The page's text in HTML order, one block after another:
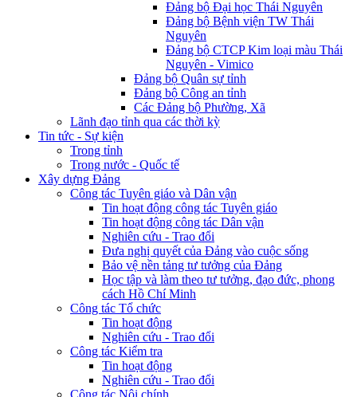
Đảng bộ Đại học Thái Nguyên
Đảng bộ Bệnh viện TW Thái
Nguyên
Đảng bộ CTCP Kim loại màu Thái
Nguyên - Vimico
Đảng bộ Quân sự tỉnh
Đảng bộ Công an tỉnh
Các Đảng bộ Phường, Xã
Lãnh đạo tỉnh qua các thời kỳ
Tin tức - Sự kiện
Trong tỉnh
Trong nước - Quốc tế
Xây dựng Đảng
Công tác Tuyên giáo và Dân vận
Tin hoạt động công tác Tuyên giáo
Tin hoạt động công tác Dân vận
Nghiên cứu - Trao đổi
Đưa nghị quyết của Đảng vào cuộc sống
Bảo vệ nền tảng tư tưởng của Đảng
Học tập và làm theo tư tưởng, đạo đức, phong
cách Hồ Chí Minh
Công tác Tổ chức
Tin hoạt động
Nghiên cứu - Trao đổi
Công tác Kiểm tra
Tin hoạt động
Nghiên cứu - Trao đổi
Công tác Nội chính